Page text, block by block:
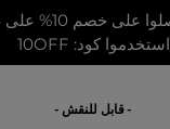
و احصلوا على
استخدموا كود: 10OFF
قابل للنقش